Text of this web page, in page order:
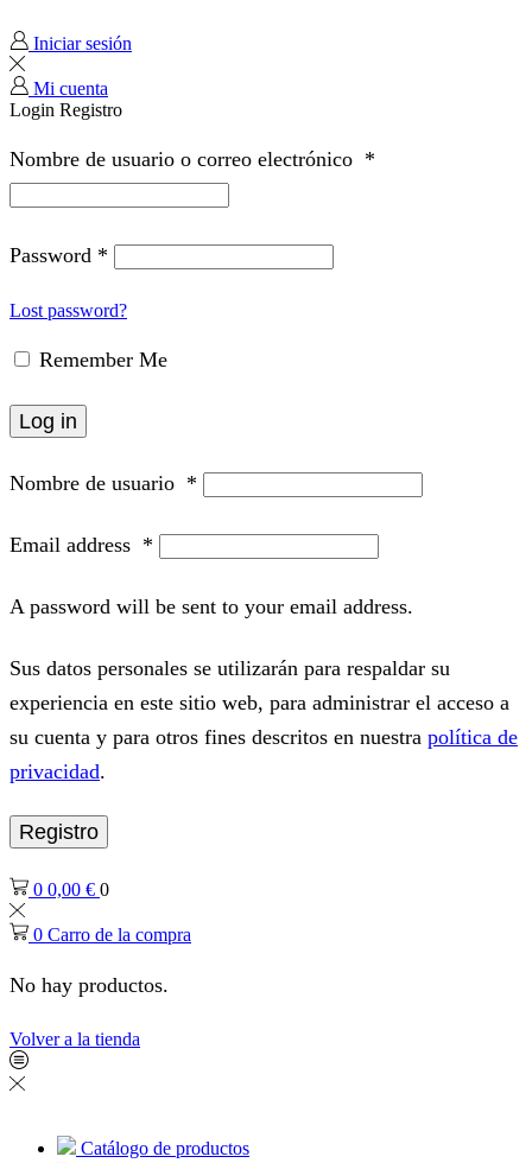
Iniciar sesión
Mi cuenta
Login Registro
Nombre de usuario o correo electrónico *
Password *
Lost password?
Remember Me
Log in
Nombre de usuario *
Email address *
A password will be sent to your email address.
Sus datos personales se utilizarán para respaldar su
experiencia en este sitio web, para administrar el acceso a
su cuenta y para otros fines descritos en nuestra política de
privacidad.
Registro
0 0,00 € 0
0 Carro de la compra
No hay productos.
Volver a la tienda
Catálogo de productos